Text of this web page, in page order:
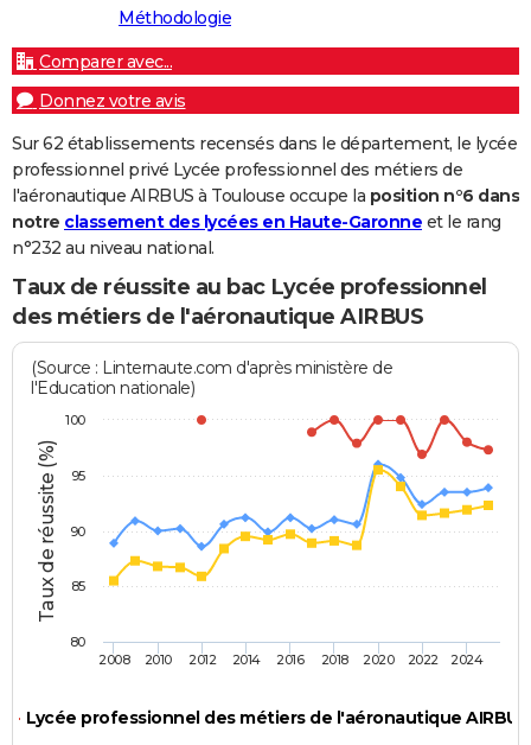
Méthodologie
Comparer avec...
Donnez votre avis
Sur 62 établissements recensés dans le département, le lycée
professionnel privé Lycée professionnel des métiers de
l'aéronautique AIRBUS à Toulouse occupe la position n°6 dans
notre classement des lycées en Haute-Garonne et le rang
n°232 au niveau national.
Taux de réussite au bac Lycée professionnel
des métiers de l'aéronautique AIRBUS
Taux de réussite (%)
(Source : Linternaute.com d'après ministère de
l'Education nationale)
Lycée professionnel des métiers de l'aéronautique AIRBUS
2008 2010 2012 2014 2016 2018 2020 2022 2024
80
85
90
95
100